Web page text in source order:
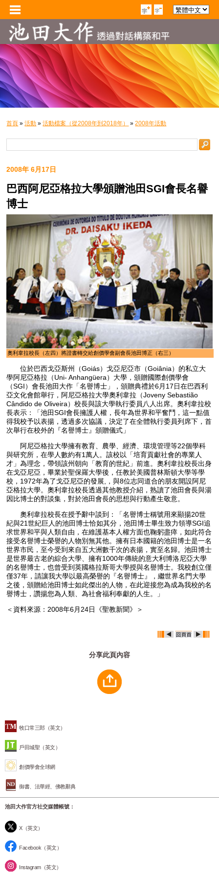
牧口常三郎（英文）
戶田城聖（英文）
創價學會全球網
御書、法華經、佛教辭典
池田大作官方社交媒體帳號：
X（英文）
Facebook（英文）
Instagram（英文）
首頁 »活動 »活動檔案（從2008年到2018年） »2008年活動
2008年 6月17日
巴西阿尼亞格拉大學頒贈池田SGI會長名譽
博士
奧利韋拉校長（左四）將證書轉交給創價學會副會長池田博正（右三）
位於巴西戈亞斯州（Goiás）戈亞尼亞市（Goiânia）的私立大
學阿尼亞格拉（Uni- Anhangüera）大學，頒贈國際創價學會
（SGI）會長池田大作「名譽博士」，頒贈典禮於6月17日在巴西利
亞文化會館舉行，阿尼亞格拉大學奧利韋拉（Joveny Sebastião
Cândido de Oliveira）校長與該大學執行委員八人出席。奧利韋拉校
長表示：「池田SGI會長擁護人權，長年為世界和平奮鬥，這一點值
得我校予以表揚，透過多次協議，決定了在全體執行委員列席下，首
次舉行在校外的『名譽博士』頒贈儀式」
阿尼亞格拉大學擁有教育、農學、經濟、環境管理等22個學科
與研究所，在學人數約有1萬人。該校以「培育貢獻社會的專業人
才」為理念，帶領該州朝向「教育的世紀」前進。奧利韋拉校長出身
在戈亞尼亞，畢業於聖保羅大學後，任教於美國普林斯頓大學等學
校，1972年為了戈亞尼亞的發展,，與8位志同道合的朋友開設阿尼
亞格拉大學。奧利韋拉校長透過其他教授介紹，熟讀了池田會長與湯
因比博士的對談集，對於池田會長的思想與行動產生敬意。
奧利韋拉校長在授予辭中談到：「名譽博士稱號用來顯揚20世
紀與21世紀巨人的池田博士恰如其分，池田博士畢生致力領導SGI追
求世界和平與人類自由，在維護基本人權方面也鞠躬盡瘁，如此符合
接受名譽博士榮譽的人物別無其他。擁有日本國籍的池田博士是一名
世界市民，至今受到來自五大洲數千次的表揚，實至名歸。池田博士
是世界最古老的綜合大學、擁有1000年傳統的意大利博洛尼亞大學
的名譽博士，也曾受到英國格拉斯哥大學授與名譽博士。我校創立僅
僅37年，請讓我大學以最高榮譽的『名譽博士』，繼世界名門大學
之後，頒贈給池田博士如此傑出的人物，在此迎接您為成為我校的名
譽博士，讚揚您為人類、為社會福利奉獻的人生。」
＜資料來源：2008年6月24日《聖教新聞》＞
分享此頁內容